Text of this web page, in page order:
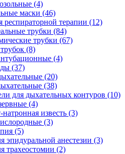
(4)
маски (46)
респираторной терапии (12)
трубки (84)
трубки (67)
(8)
(4)
(37)
(20)
(38)
для дыхательных контуров (10)
(4)
известь (3)
(3)
(5)
эпидуральной анестезии (3)
трахеостомии (2)